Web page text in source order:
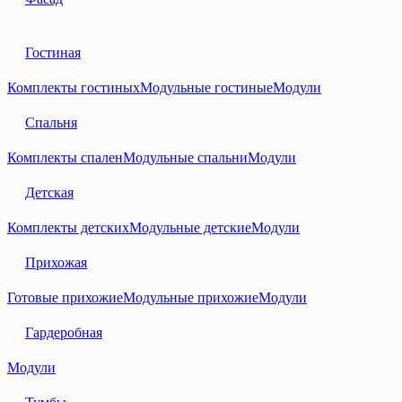
Гостиная
Комплекты гостиныхМодульные гостиныеМодули
Спальня
Комплекты спаленМодульные спальниМодули
Детская
Комплекты детскихМодульные детскиеМодули
Прихожая
Готовые прихожиеМодульные прихожиеМодули
Гардеробная
Модули